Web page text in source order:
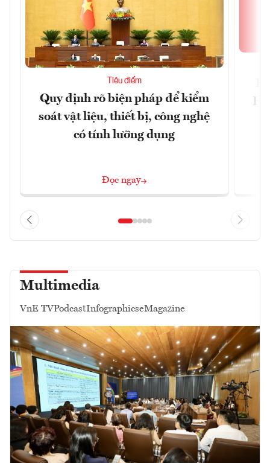
Tiêu điểm
Quy định rõ biện pháp để kiểm
soát vật liệu, thiết bị, công nghệ
có tính lưỡng dụng
Đọc ngay
Multimedia
VnE TVPodcastInfographicseMagazine